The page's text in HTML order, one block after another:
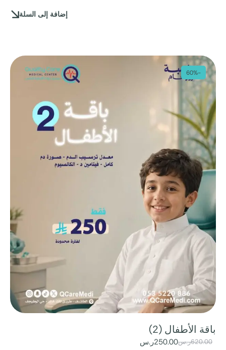
إضافة إلى السلة
-60%
باقة الأطفال (2)
620.00ر.س250.00ر.س